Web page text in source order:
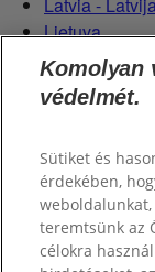
Latvia -
Lietuva
Netherlands
Poland -
România
Slovensko
Slovenija
Switzerland
Switzerland
Komolyan
védelmét.
Sütiket és
érdekében,
teremtsünk az
célokra